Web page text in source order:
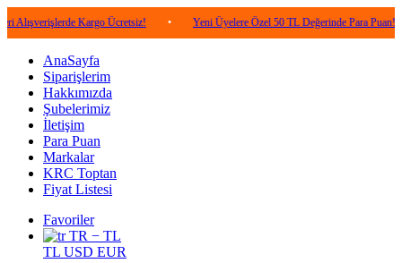
Kargo Ücretsiz! • Yeni Üyelere Özel 50 TL Değerinde Para Puan! •
AnaSayfa
Siparişlerim
Hakkımızda
Şubelerimiz
İletişim
Para Puan
Markalar
KRC Toptan
Fiyat Listesi
Favoriler
TR − TL
TL USD EUR